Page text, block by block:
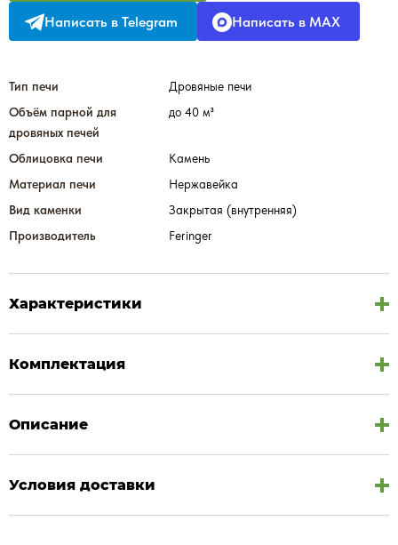
Написать в Telegram Написать в MAX
Тип печи
Дровяные печи
Объём парной для
дровяных печей
до 40 м³
Облицовка печи
Камень
Материал печи
Нержавейка
Вид каменки
Закрытая (внутренняя)
Производитель
Feringer
Характеристики
Комплектация
Описание
Условия доставки